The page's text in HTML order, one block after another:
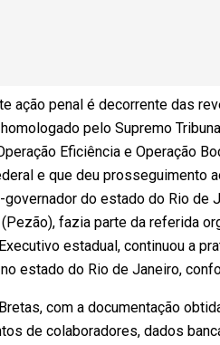
ação penal é decorrente das
pelo Supremo
Eficiência e Operação
e que deu prosseguimento
governador do estado do Rio de
fazia parte da referida
estadual, continuou a
estado do Rio de Janeiro,
com a documentação
de colaboradores, dados